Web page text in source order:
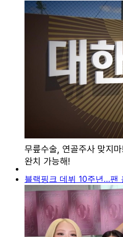
블랙핑크 데뷔 10주년…팬